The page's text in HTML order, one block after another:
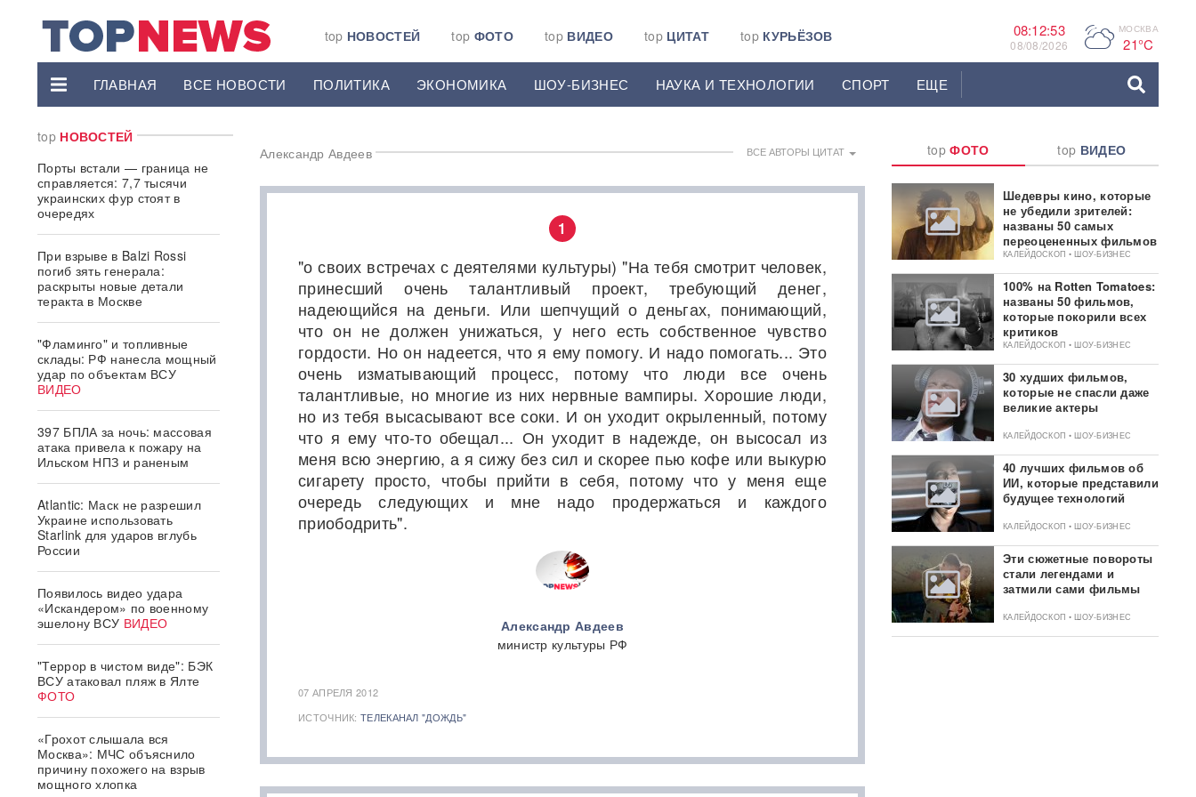
top НОВОСТЕЙ top ФОТО top ВИДЕО top ЦИТАТ top КУРЬЁЗОВ 08:12:54
08/08/2026 P МОСКВА
21°C
ГЛАВНАЯ ВСЕ НОВОСТИ ПОЛИТИКА ЭКОНОМИКА ШОУ-БИЗНЕС НАУКА И ТЕХНОЛОГИИ СПОРТ ЕЩЕ
top НОВОСТЕЙ
Порты встали — граница не
справляется: 7,7 тысячи
украинских фур стоят в
очередях
При взрыве в Balzi Rossi
погиб зять генерала:
раскрыты новые детали
теракта в Москве
"Фламинго" и топливные
склады: РФ нанесла мощный
удар по объектам ВСУ
ВИДЕО
397 БПЛА за ночь: массовая
атака привела к пожару на
Ильском НПЗ и раненым
Atlantic: Маск не разрешил
Украине использовать
Starlink для ударов вглубь
России
Появилось видео удара
«Искандером» по военному
эшелону ВСУ ВИДЕО
"Террор в чистом виде": БЭК
ВСУ атаковал пляж в Ялте
ФОТО
«Грохот слышала вся
Москва»: МЧС объяснило
причину похожего на взрыв
мощного хлопка
Александр Авдеев ВСЕ АВТОРЫ ЦИТАТ
1
"о своих встречах с деятелями культуры) "На тебя смотрит человек,
принесший очень талантливый проект, требующий денег,
надеющийся на деньги. Или шепчущий о деньгах, понимающий,
что он не должен унижаться, у него есть собственное чувство
гордости. Но он надеется, что я ему помогу. И надо помогать... Это
очень изматывающий процесс, потому что люди все очень
талантливые, но многие из них нервные вампиры. Хорошие люди,
но из тебя высасывают все соки. И он уходит окрыленный, потому
что я ему что-то обещал... Он уходит в надежде, он высосал из
меня всю энергию, а я сижу без сил и скорее пью кофе или выкурю
сигарету просто, чтобы прийти в себя, потому что у меня еще
очередь следующих и мне надо продержаться и каждого
приободрить".
Александр Авдеев
министр культуры РФ
07 АПРЕЛЯ 2012
ИСТОЧНИК: ТЕЛЕКАНАЛ "ДОЖДЬ"
topФОТО top ВИДЕО
Шедевры кино, которые
не убедили зрителей:
названы 50 самых
переоцененных фильмов
КАЛЕЙДОСКОП • ШОУ-БИЗНЕС
100% на Rotten Tomatoes:
названы 50 фильмов,
которые покорили всех
критиков
КАЛЕЙДОСКОП • ШОУ-БИЗНЕС
30 худших фильмов,
которые не спасли даже
великие актеры
КАЛЕЙДОСКОП • ШОУ-БИЗНЕС
40 лучших фильмов об
ИИ, которые представили
будущее технологий
КАЛЕЙДОСКОП • ШОУ-БИЗНЕС
Эти сюжетные повороты
стали легендами и
затмили сами фильмы
КАЛЕЙДОСКОП • ШОУ-БИЗНЕС